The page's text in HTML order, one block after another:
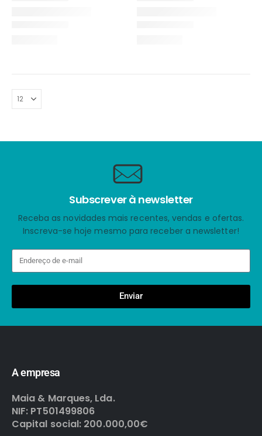
Subscrever à newsletter
Receba as novidades mais recentes, vendas e ofertas.
Inscreva-se hoje mesmo para receber a newsletter!
Enviar
A empresa
Maia & Marques, Lda.
NIF: PT501499806
Capital social: 200.000,00€